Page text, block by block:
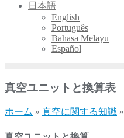
日本語
English
Português
Bahasa Melayu
Español
真空ユニットと換算表
ホーム » 真空に関する知識 »